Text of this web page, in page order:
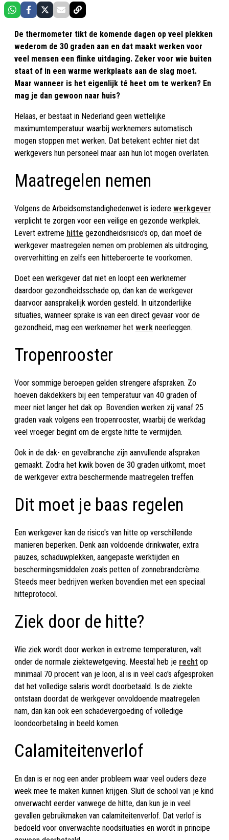
De thermometer tikt de komende dagen op veel plekken
wederom de 30 graden aan en dat maakt werken voor
veel mensen een flinke uitdaging. Zeker voor wie buiten
staat of in een warme werkplaats aan de slag moet.
Maar wanneer is het eigenlijk té heet om te werken? En
mag je dan gewoon naar huis?
Helaas, er bestaat in Nederland geen wettelijke
maximumtemperatuur waarbij werknemers automatisch
mogen stoppen met werken. Dat betekent echter niet dat
werkgevers hun personeel maar aan hun lot mogen overlaten.
Maatregelen nemen
Volgens de Arbeidsomstandighedenwet is iedere werkgever
verplicht te zorgen voor een veilige en gezonde werkplek.
Levert extreme hitte gezondheidsrisico's op, dan moet de
werkgever maatregelen nemen om problemen als uitdroging,
oververhitting en zelfs een hitteberoerte te voorkomen.
Doet een werkgever dat niet en loopt een werknemer
daardoor gezondheidsschade op, dan kan de werkgever
daarvoor aansprakelijk worden gesteld. In uitzonderlijke
situaties, wanneer sprake is van een direct gevaar voor de
gezondheid, mag een werknemer het werk neerleggen.
Tropenrooster
Voor sommige beroepen gelden strengere afspraken. Zo
hoeven dakdekkers bij een temperatuur van 40 graden of
meer niet langer het dak op. Bovendien werken zij vanaf 25
graden vaak volgens een tropenrooster, waarbij de werkdag
veel vroeger begint om de ergste hitte te vermijden.
Ook in de dak- en gevelbranche zijn aanvullende afspraken
gemaakt. Zodra het kwik boven de 30 graden uitkomt, moet
de werkgever extra beschermende maatregelen treffen.
Dit moet je baas regelen
Een werkgever kan de risico's van hitte op verschillende
manieren beperken. Denk aan voldoende drinkwater, extra
pauzes, schaduwplekken, aangepaste werktijden en
beschermingsmiddelen zoals petten of zonnebrandcrème.
Steeds meer bedrijven werken bovendien met een speciaal
hitteprotocol.
Ziek door de hitte?
Wie ziek wordt door werken in extreme temperaturen, valt
onder de normale ziektewetgeving. Meestal heb je recht op
minimaal 70 procent van je loon, al is in veel cao's afgesproken
dat het volledige salaris wordt doorbetaald. Is de ziekte
ontstaan doordat de werkgever onvoldoende maatregelen
nam, dan kan ook een schadevergoeding of volledige
loondoorbetaling in beeld komen.
Calamiteitenverlof
En dan is er nog een ander probleem waar veel ouders deze
week mee te maken kunnen krijgen. Sluit de school van je kind
onverwacht eerder vanwege de hitte, dan kun je in veel
gevallen gebruikmaken van calamiteitenverlof. Dat verlof is
bedoeld voor onverwachte noodsituaties en wordt in principe